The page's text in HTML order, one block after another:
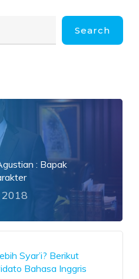
Search
: Bapak
Syar’i? Berikut
Bahasa Inggris